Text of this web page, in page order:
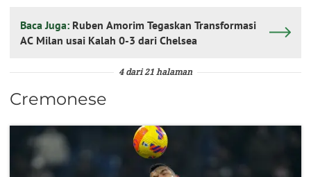
Baca Juga: Ruben Amorim Tegaskan Transformasi
AC Milan usai Kalah 0-3 dari Chelsea
4 dari 21 halaman
Cremonese